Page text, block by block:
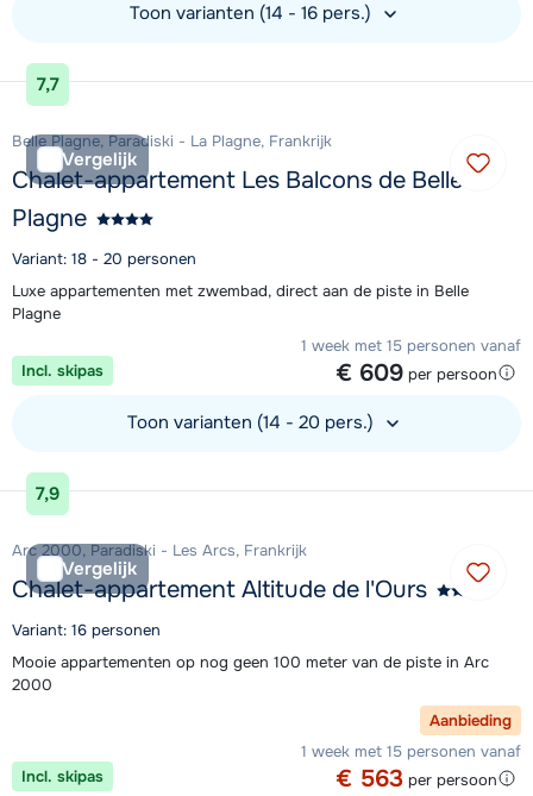
Toon varianten (14 - 16 pers.)
Bekijk accommodatie
7,7
Vergelijk
Belle Plagne, Paradiski - La Plagne, Frankrijk
Chalet-appartement Les Balcons de Belle
Plagne
Variant: 18 - 20 personen
Luxe appartementen met zwembad, direct aan de piste in Belle
Plagne
1 week met 15 personen vanaf
€ 609 per persoon
Incl. skipas
Toon varianten (14 - 20 pers.)
Bekijk accommodatie
7,9
Vergelijk
Arc 2000, Paradiski - Les Arcs, Frankrijk
Chalet-appartement Altitude de l'Ours
Variant: 16 personen
Mooie appartementen op nog geen 100 meter van de piste in Arc
2000
Aanbieding
1 week met 15 personen vanaf
€ 563 per persoon
Incl. skipas